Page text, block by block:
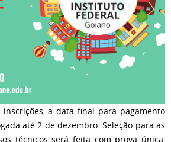
a data final para pagamento
até 2 de dezembro. Seleção para as
técnicos será feita com prova única,